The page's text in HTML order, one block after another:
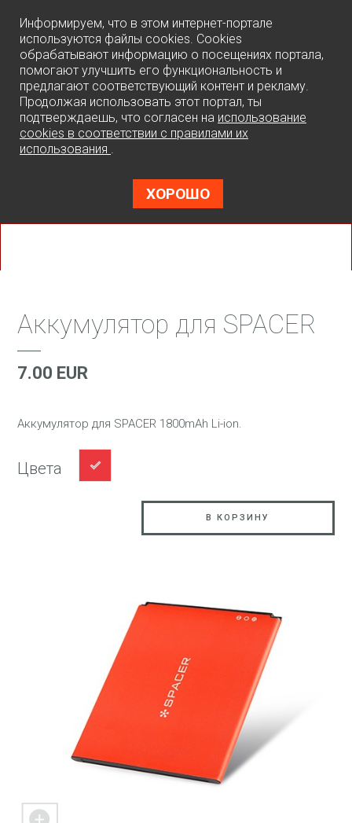
Информируем, что в этом интернет-портале
используются файлы cookies. Cookies
обрабатывают информацию о посещениях портала,
помогают улучшить его функциональность и
предлагают соответствующий контент и рекламу.
Продолжая использовать этот портал, ты
подтверждаешь, что согласен на использование
cookies в соответствии с правилами их
использования .
ХОРОШО
Аккумулятор для SPACER
7.00 EUR
Аккумулятор для SPACER 1800mAh Li-ion.
Цвета
В КОРЗИНУ